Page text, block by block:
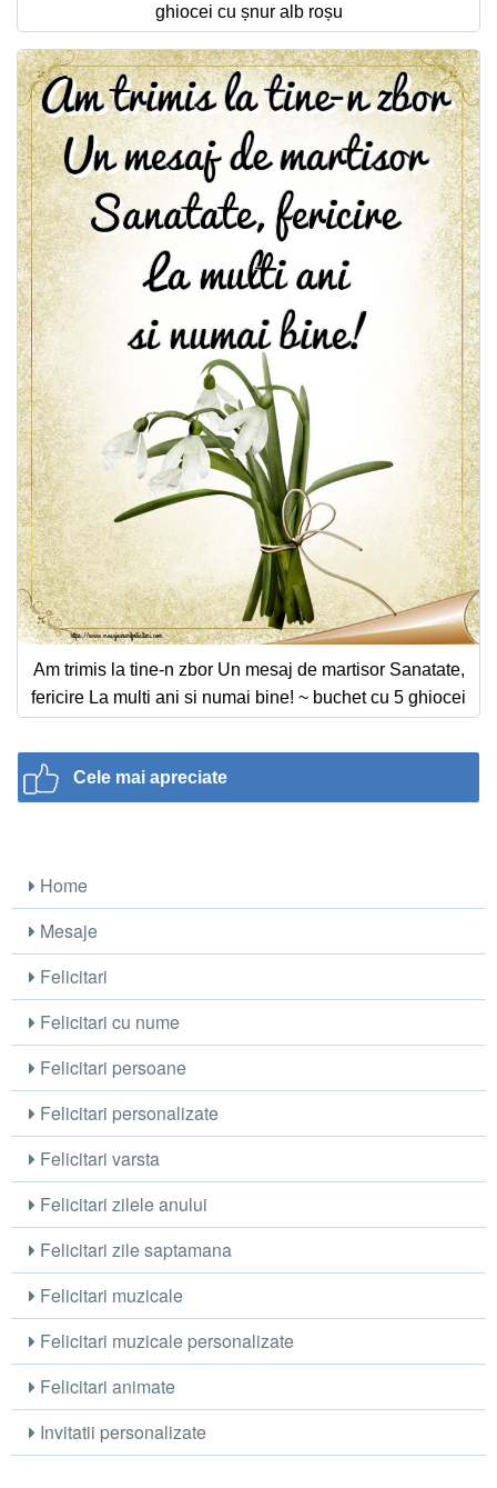
ghiocei cu șnur alb roșu
Am trimis la tine-n zbor Un mesaj de martisor Sanatate,
fericire La multi ani si numai bine! ~ buchet cu 5 ghiocei
Cele mai apreciate
Home
Mesaje
Felicitari
Felicitari cu nume
Felicitari persoane
Felicitari personalizate
Felicitari varsta
Felicitari zilele anului
Felicitari zile saptamana
Felicitari muzicale
Felicitari muzicale personalizate
Felicitari animate
Invitatii personalizate